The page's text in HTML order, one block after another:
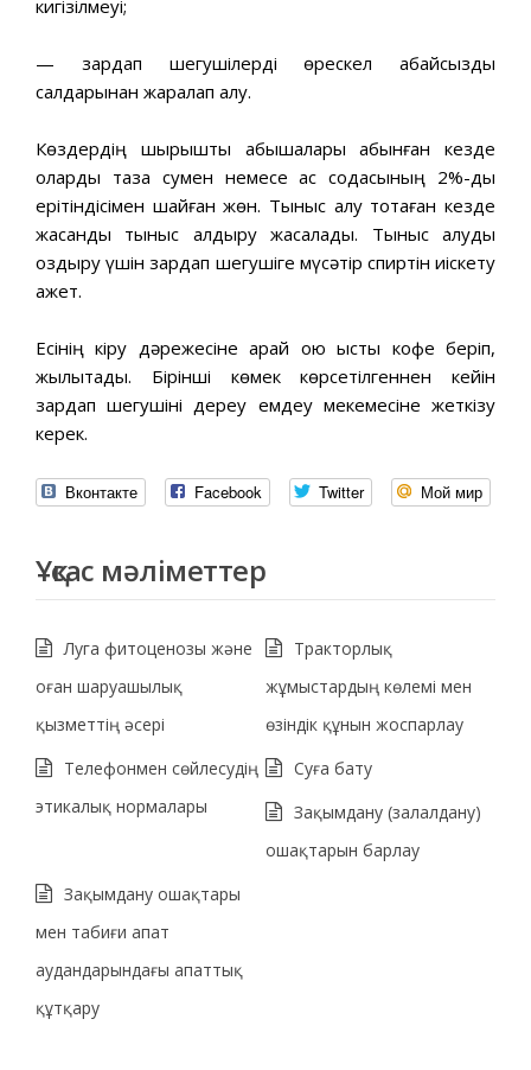
кигізілмеуі;
— зардап шегушілерді өрескел абайсыздық
салдарынан жаралап алу.
Көздердің шырышты қабықшалары қабынған кезде
оларды таза сумен немесе ас содасының 2%-дық
ерітіндісімен шайған жөн. Тыныс алу тоқтаған кезде
жасанды тыныс алдыру жасалады. Тыныс алуды
қоздыру үшін зардап шегушіге мүсәтір спиртін иіскету
қажет.
Есінің кіру дәрежесіне қарай қою ыстық кофе беріп,
жылытады. Бірінші көмек көрсетілгеннен кейін
зардап шегушіні дереу емдеу мекемесіне жеткізу
керек.
Вконтакте Facebook Twitter Мой мир
Ұқсас мәліметтер
Луга фитоценозы және
оған шаруашылық
қызметтің әсері
Тракторлық
жұмыстардың көлемі мен
өзіндік құнын жоспарлау
Телефонмен сөйлесудің
этикалық нормалары
Суға бату
Зақымдану (залалдану)
ошақтарын барлау
Зақымдану ошақтары
мен табиғи апат
аудандарындағы апаттық
құтқару